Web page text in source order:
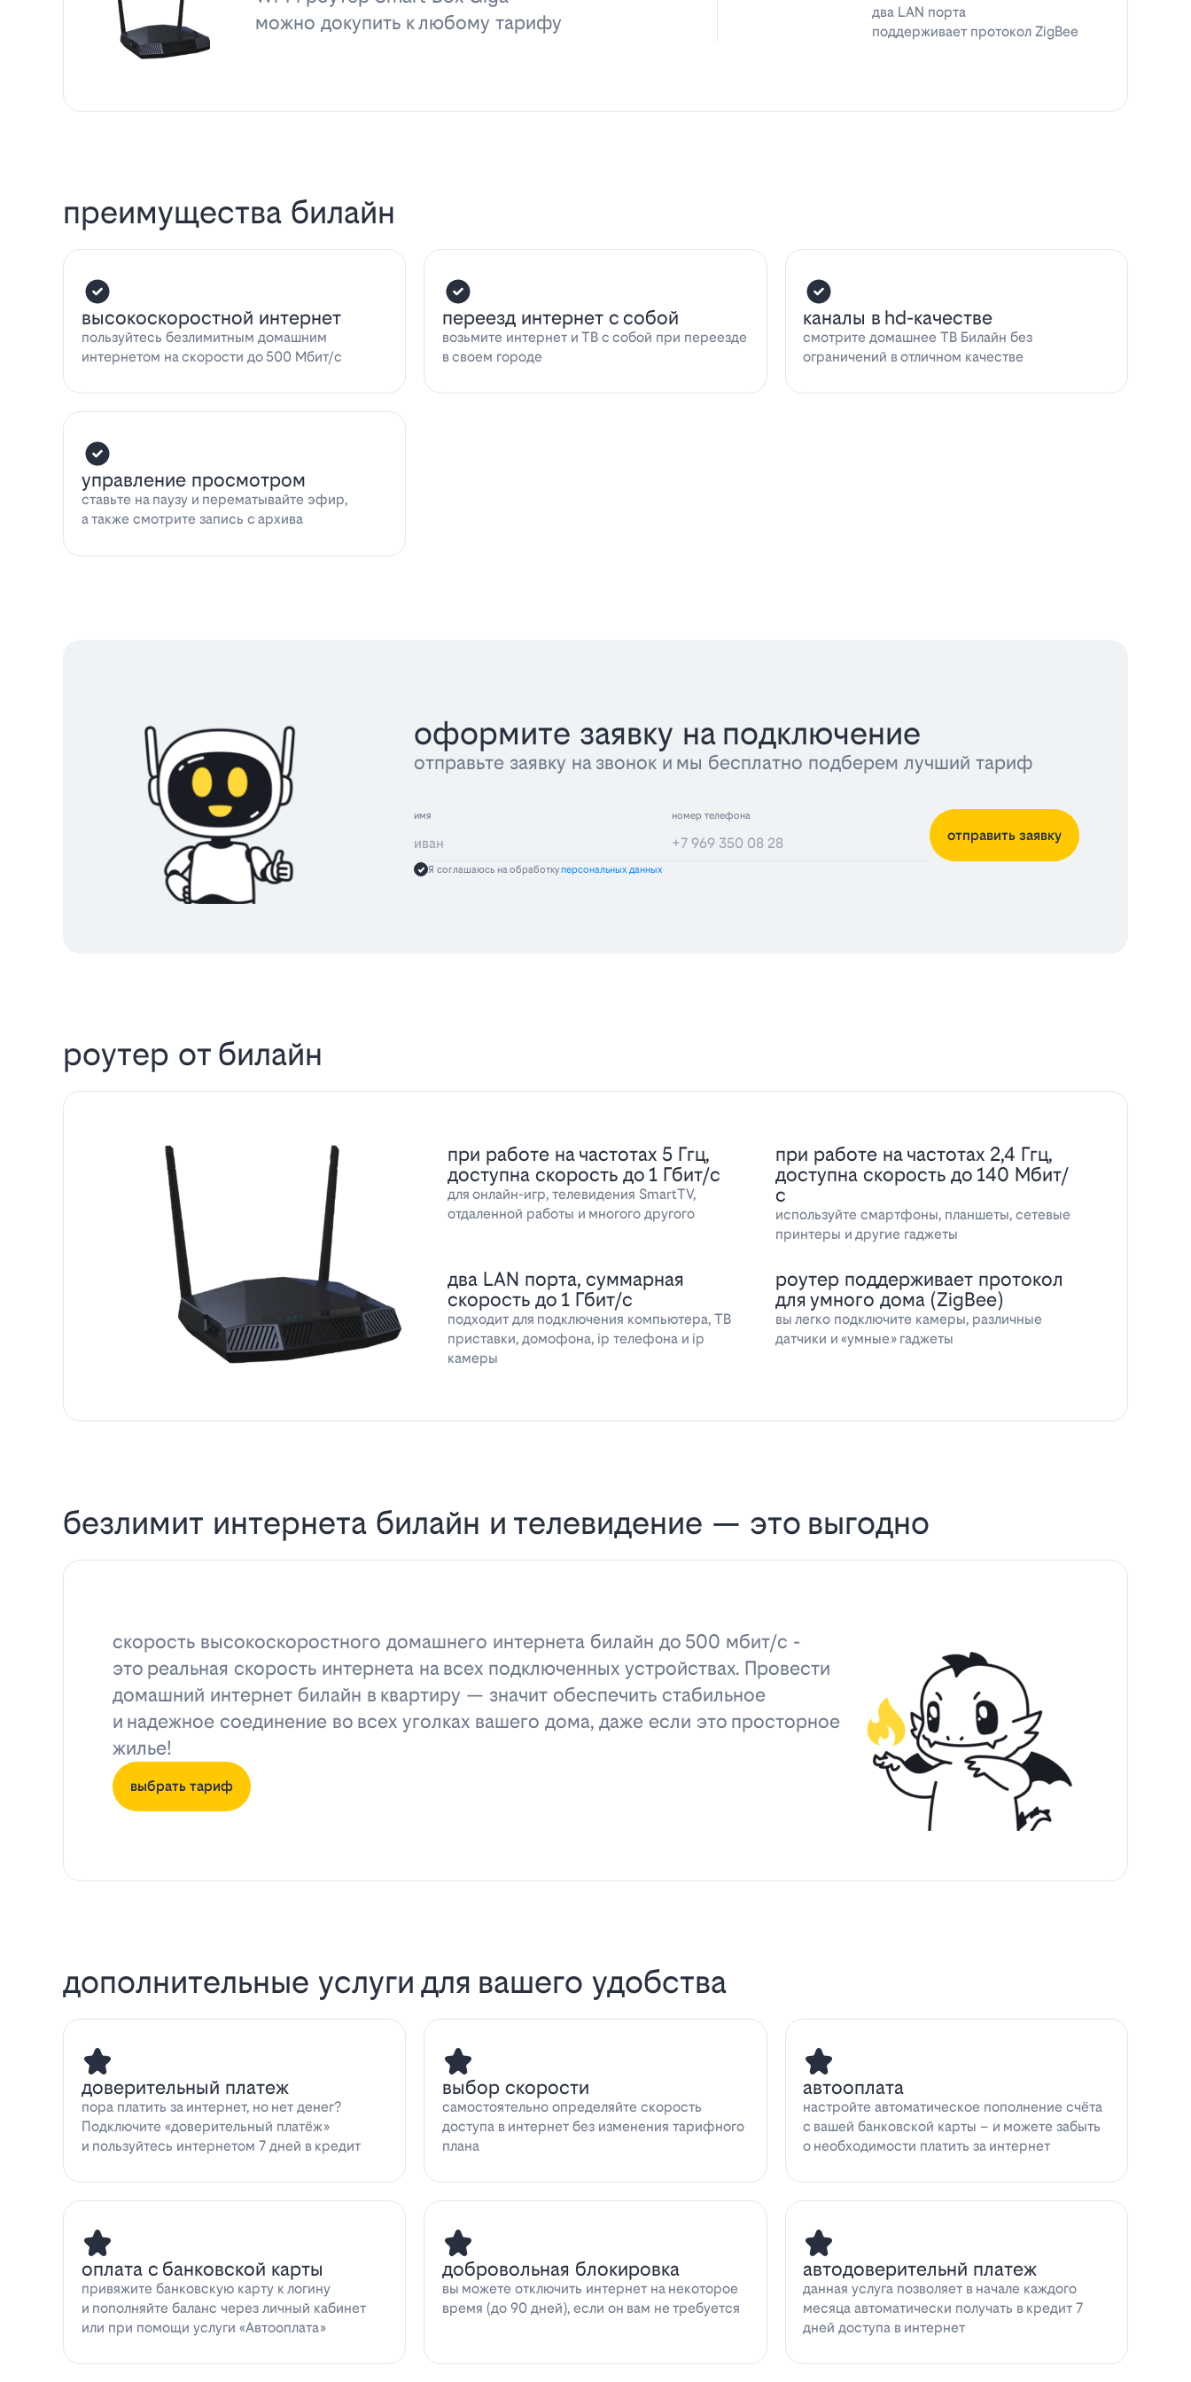
можно докупить к любому тарифу
два LAN порта
поддерживает протокол ZigBee
преимущества билайн
высокоскоростной интернет
пользуйтесь безлимитным домашним
интернетом на скорости до 500 Мбит/с
переезд интернет с собой
возьмите интернет и ТВ с собой при переезде
в своем городе
каналы в hd-качестве
смотрите домашнее ТВ Билайн без
ограничений в отличном качестве
управление просмотром
ставьте на паузу и перематывайте эфир,
а также смотрите запись с архива
оформите заявку на подключение
отправьте заявку на звонок и мы бесплатно подберем лучший тариф
имя номер телефона
отправить заявку
Я соглашаюсь на обработкуперсональных данных
роутер от билайн
при работе на частотах 5 Ггц,
доступна скорость до 1 Гбит/с
для онлайн-игр, телевидения SmartTV,
отдаленной работы и многого другого
при работе на частотах 2,4 Ггц,
доступна скорость до 140 Мбит/
с
используйте смартфоны, планшеты, сетевые
принтеры и другие гаджеты
два LAN порта, суммарная
скорость до 1 Гбит/с
подходит для подключения компьютера, ТВ
приставки, домофона, ip телефона и ip
камеры
роутер поддерживает протокол
для умного дома (ZigBee)
вы легко подключите камеры, различные
датчики и «умные» гаджеты
безлимит интернета билайн и телевидение — это выгодно
скорость высокоскоростного домашнего интернета билайн до 500 мбит/с -
это реальная скорость интернета на всех подключенных устройствах. Провести
домашний интернет билайн в квартиру — значит обеспечить стабильное
и надежное соединение во всех уголках вашего дома, даже если это просторное
жилье!
выбрать тариф
дополнительные услуги для вашего удобства
доверительный платеж
пора платить за интернет, но нет денег?
Подключите «доверительный платёж»
и пользуйтесь интернетом 7 дней в кредит
выбор скорости
самостоятельно определяйте скорость
доступа в интернет без изменения тарифного
плана
автооплата
настройте автоматическое пополнение счёта
с вашей банковской карты – и можете забыть
о необходимости платить за интернет
оплата с банковской карты
привяжите банковскую карту к логину
и пополняйте баланс через личный кабинет
или при помощи услуги «Автооплата»
добровольная блокировка
вы можете отключить интернет на некоторое
время (до 90 дней), если он вам не требуется
автодоверительнй платеж
данная услуга позволяет в начале каждого
месяца автоматически получать в кредит 7
дней доступа в интернет